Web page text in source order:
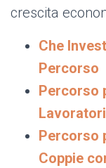
crescita
Che
Percorso
Percorso
Lavoratori
Percorso
Coppie